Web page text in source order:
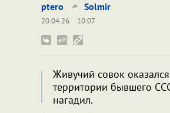
ptero Solmir
20.04.26
10:07
Живучий совок
территории бывшего
нагадил.